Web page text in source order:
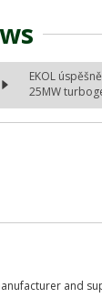
EKOL
25MW
and